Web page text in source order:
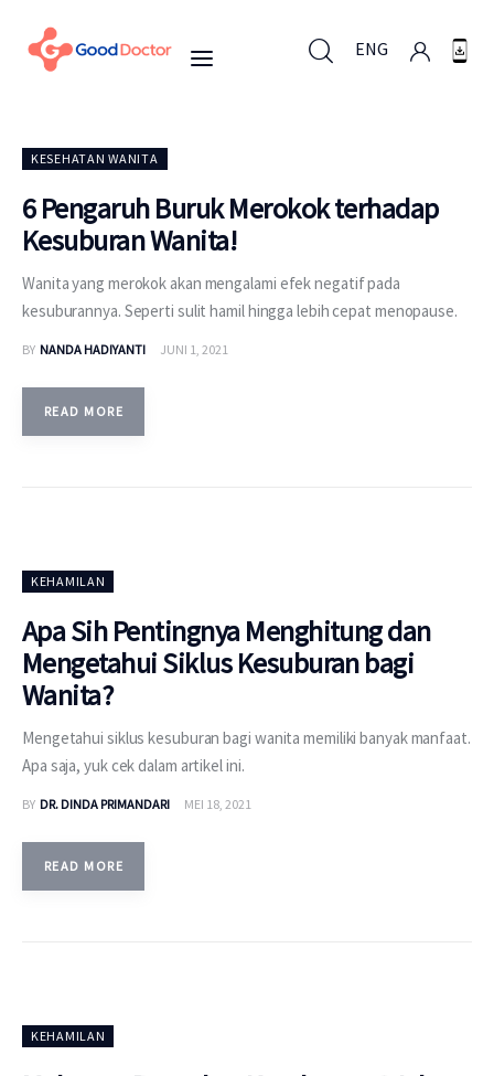
ENG
Untuk Bisnis
Untuk Anda
Mengapa Good Doctor
Berita
KESEHATAN WANITA
6 Pengaruh Buruk Merokok terhadap
Kesuburan Wanita!
Wanita yang merokok akan mengalami efek negatif pada
kesuburannya. Seperti sulit hamil hingga lebih cepat menopause.
BY NANDA HADIYANTI JUNI 1, 2021
READ MORE
KEHAMILAN
Apa Sih Pentingnya Menghitung dan
Mengetahui Siklus Kesuburan bagi
Wanita?
Mengetahui siklus kesuburan bagi wanita memiliki banyak manfaat.
Apa saja, yuk cek dalam artikel ini.
BY DR. DINDA PRIMANDARI MEI 18, 2021
READ MORE
KEHAMILAN